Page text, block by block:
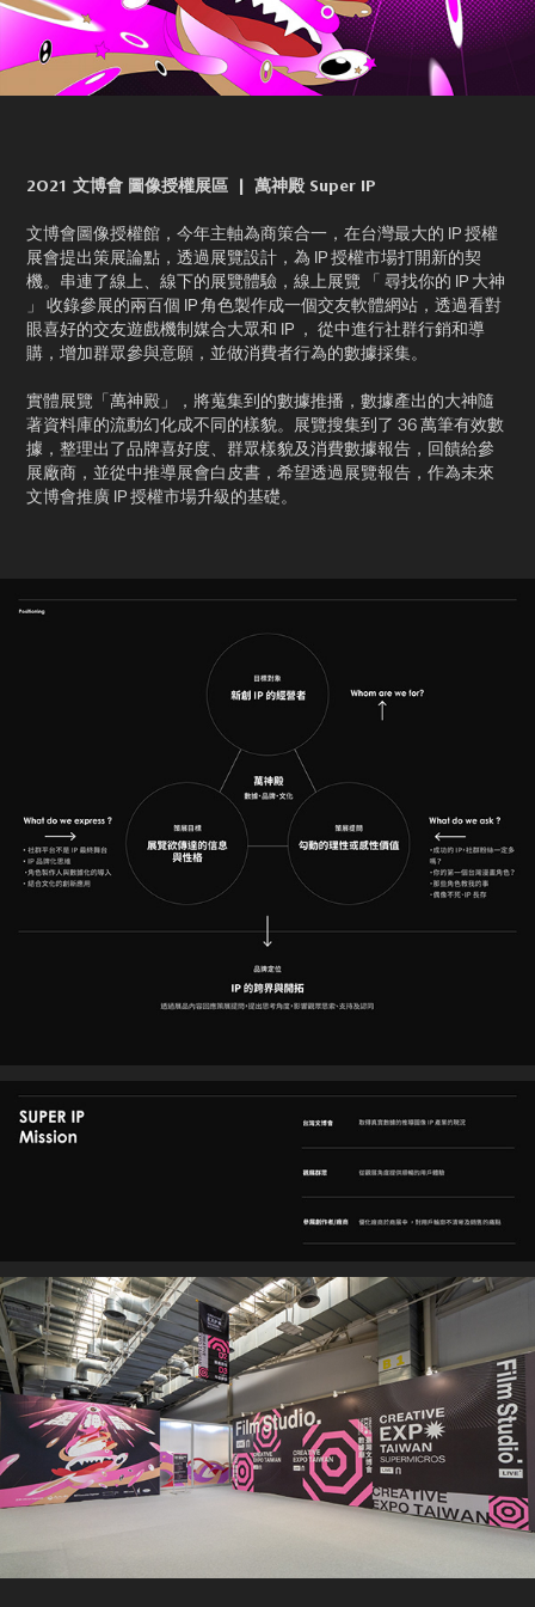
2O21 文博會 圖像授權展區 | 萬神殿 Super IP
文博會圖像授權館，今年主軸為商策合一，在台灣最大的 IP 授權
展會提出策展論點，透過展覽設計，為 IP 授權市場打開新的契
機。串連了線上、線下的展覽體驗，線上展覽 「 尋找你的 IP 大神
」 收錄參展的兩百個 IP 角色製作成一個交友軟體網站，透過看對
眼喜好的交友遊戲機制媒合大眾和 IP ， 從中進行社群行銷和導
購，增加群眾參與意願，並做消費者行為的數據採集。
實體展覽「萬神殿」，將蒐集到的數據推播，數據產出的大神隨
著資料庫的流動幻化成不同的樣貌。展覽搜集到了 36 萬筆有效數
據，整理出了品牌喜好度、群眾樣貌及消費數據報告，回饋給參
展廠商，並從中推導展會白皮書，希望透過展覽報告，作為未來
文博會推廣 IP 授權市場升級的基礎。